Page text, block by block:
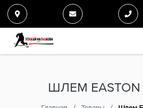
ШЛЕМ EASTON